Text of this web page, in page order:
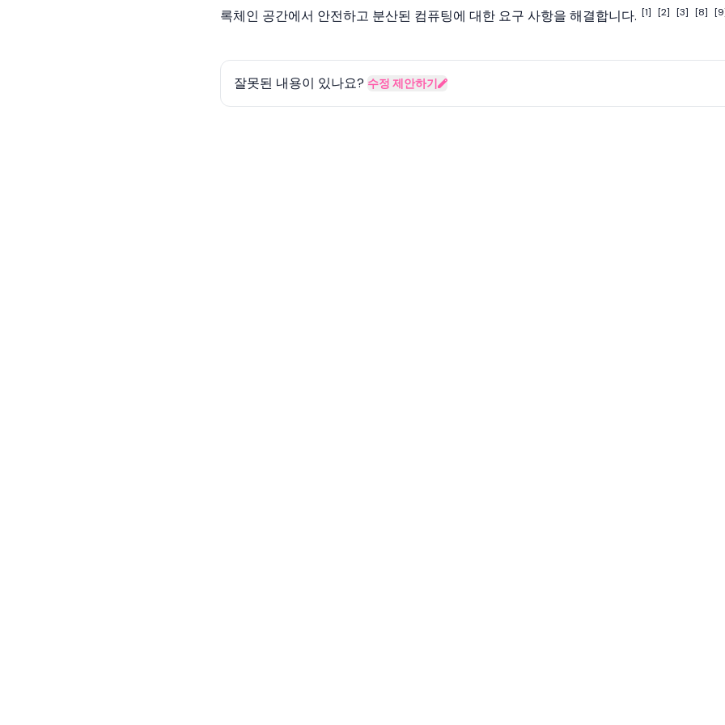
록체인 공간에서 안전하고 분산된 컴퓨팅에 대한 요구 사항을 해결합니다. [1] [2] [3] [8]
잘못된 내용이 있나요? 수정 제안하기